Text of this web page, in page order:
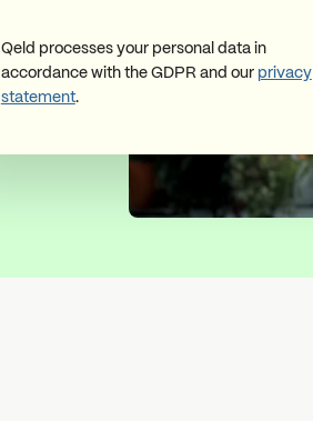
Qeld processes your personal data in
accordance with the GDPR and our privacy
statement.